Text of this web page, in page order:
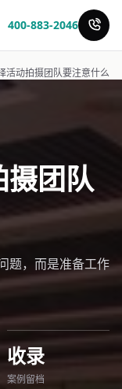
400-883-2046
活动拍摄团队要注意什么
摄团队
题，而是准备工作
收录
案例留档